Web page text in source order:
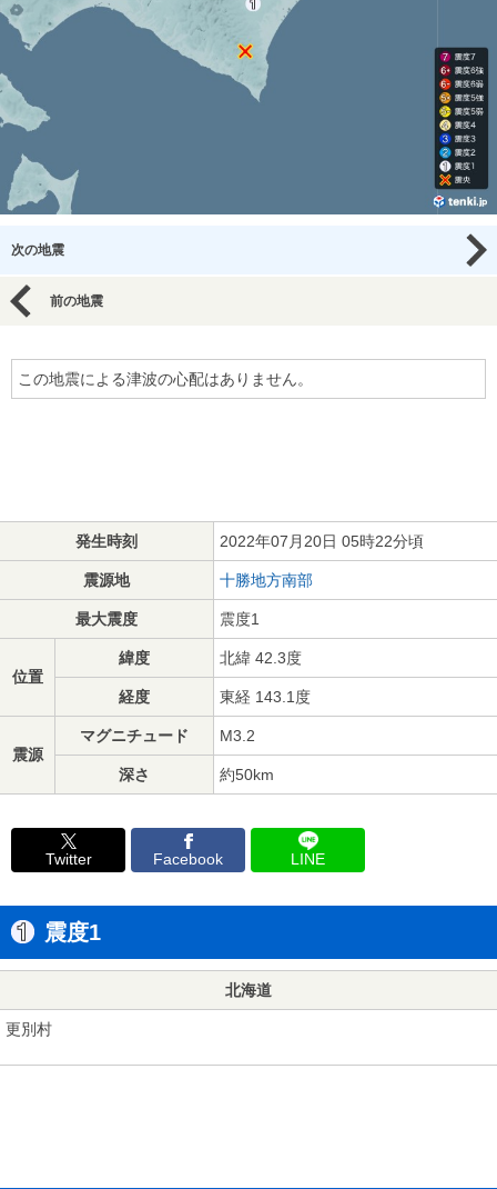
次の地震
前の地震
この地震による津波の心配はありません。
発生時刻 2022年07月20日 05時22分頃
震源地 十勝地方南部
最大震度 震度1
位置
緯度 北緯 42.3度
経度 東経 143.1度
震源
マグニチュード M3.2
深さ 約50km
Twitter Facebook LINE
震度1
北海道
更別村